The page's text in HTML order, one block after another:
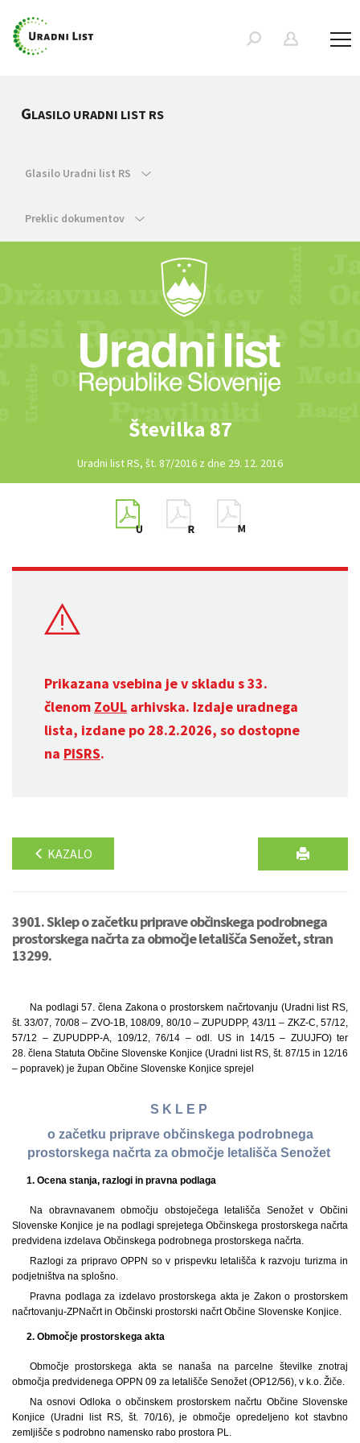
GLASILO URADNI LIST RS
Glasilo Uradni list RS
Preklic dokumentov
Številka 87
Uradni list RS, št. 87/2016 z dne 29. 12. 2016
Prikazana vsebina je v skladu s 33.
členom ZoUL arhivska. Izdaje uradnega
lista, izdane po 28.2.2026, so dostopne
na PISRS.
KAZALO
3901. Sklep o začetku priprave občinskega podrobnega
prostorskega načrta za območje letališča Senožet, stran
13299.
Na podlagi 57. člena Zakona o prostorskem načrtovanju (Uradni list RS,
št. 33/07, 70/08 – ZVO-1B, 108/09, 80/10 – ZUPUDPP, 43/11 – ZKZ-C, 57/12,
57/12 – ZUPUDPP-A, 109/12, 76/14 – odl. US in 14/15 – ZUUJFO) ter
28. člena Statuta Občine Slovenske Konjice (Uradni list RS, št. 87/15 in 12/16
– popravek) je župan Občine Slovenske Konjice sprejel
S K L E P
o začetku priprave občinskega podrobnega
prostorskega načrta za območje letališča Senožet
1. Ocena stanja, razlogi in pravna podlaga
Na obravnavanem območju obstoječega letališča Senožet v Občini
Slovenske Konjice je na podlagi sprejetega Občinskega prostorskega načrta
predvidena izdelava Občinskega podrobnega prostorskega načrta.
Razlogi za pripravo OPPN so v prispevku letališča k razvoju turizma in
podjetništva na splošno.
Pravna podlaga za izdelavo prostorskega akta je Zakon o prostorskem
načrtovanju-ZPNačrt in Občinski prostorski načrt Občine Slovenske Konjice.
2. Območje prostorskega akta
Območje prostorskega akta se nanaša na parcelne številke znotraj
območja predvidenega OPPN 09 za letališče Senožet (OP12/56), v k.o. Žiče.
Na osnovi Odloka o občinskem prostorskem načrtu Občine Slovenske
Konjice (Uradni list RS, št. 70/16), je območje opredeljeno kot stavbno
zemljišče s podrobno namensko rabo prostora PL.